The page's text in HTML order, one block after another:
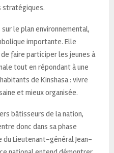
stratégiques.
le plan environnemental,
importante. Elle
faire participer les jeunes à
tout en répondant à une
de Kinshasa : vivre
et mieux organisée.
bâtisseurs de la nation,
donc dans sa phase
Lieutenant-général Jean-